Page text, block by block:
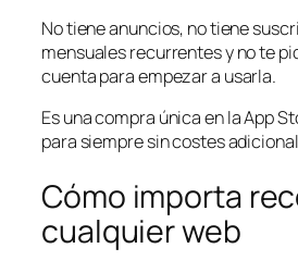
No tiene anuncios, no tiene
mensuales recurrentes y no te
cuenta para empezar a usarla.
Es una compra única en la App
para siempre sin costes
Cómo importa
cualquier web